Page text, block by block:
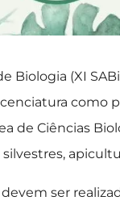
Biologia (XI
como
de Ciências
ser